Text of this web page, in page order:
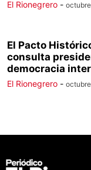
El Rionegrero -
El Pacto
consulta
democracia
El Rionegrero -